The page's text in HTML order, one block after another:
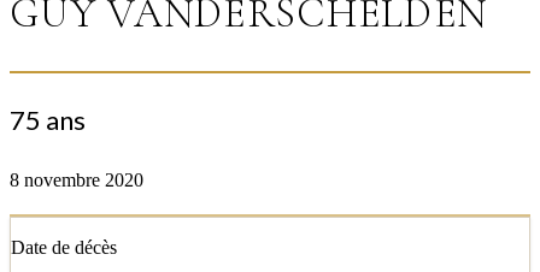
GUY VANDERSCHELDEN
75 ans
8 novembre 2020
Date de décès